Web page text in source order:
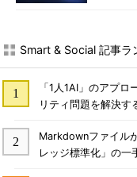
Smart & Social 記事ラ
「1人1AI」のアプ
リティ問題を解決す
Markdownファイル
レッジ標準化」の一